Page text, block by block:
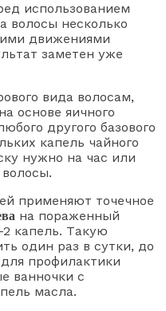
использованием
волосы несколько
движениями
заметен уже
вида волосам,
основе яичного
другого базового
капель чайного
нужно на час или
применяют точечное
на пораженный
2 капель. Такую
один раз в сутки, до
профилактики
ванночки с
масла.